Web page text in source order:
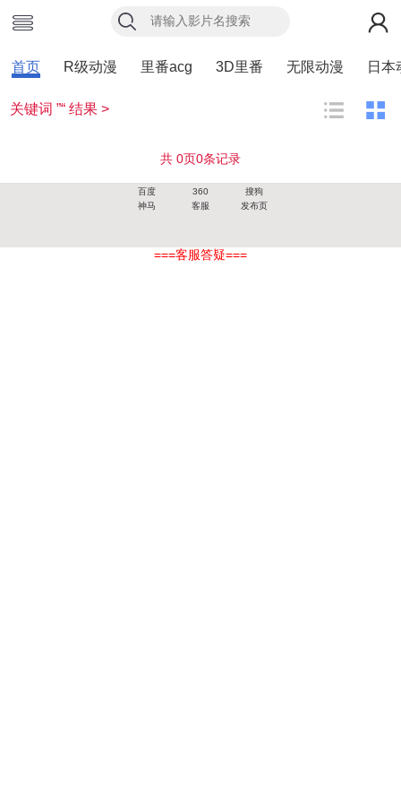
首页 R级动漫 里番acg 3D里番 无限动漫 日本
关键词 ”“ 结果 >
共 0页0条记录
百度 360
搜狗
神马
客服 发布页
===客服答疑===